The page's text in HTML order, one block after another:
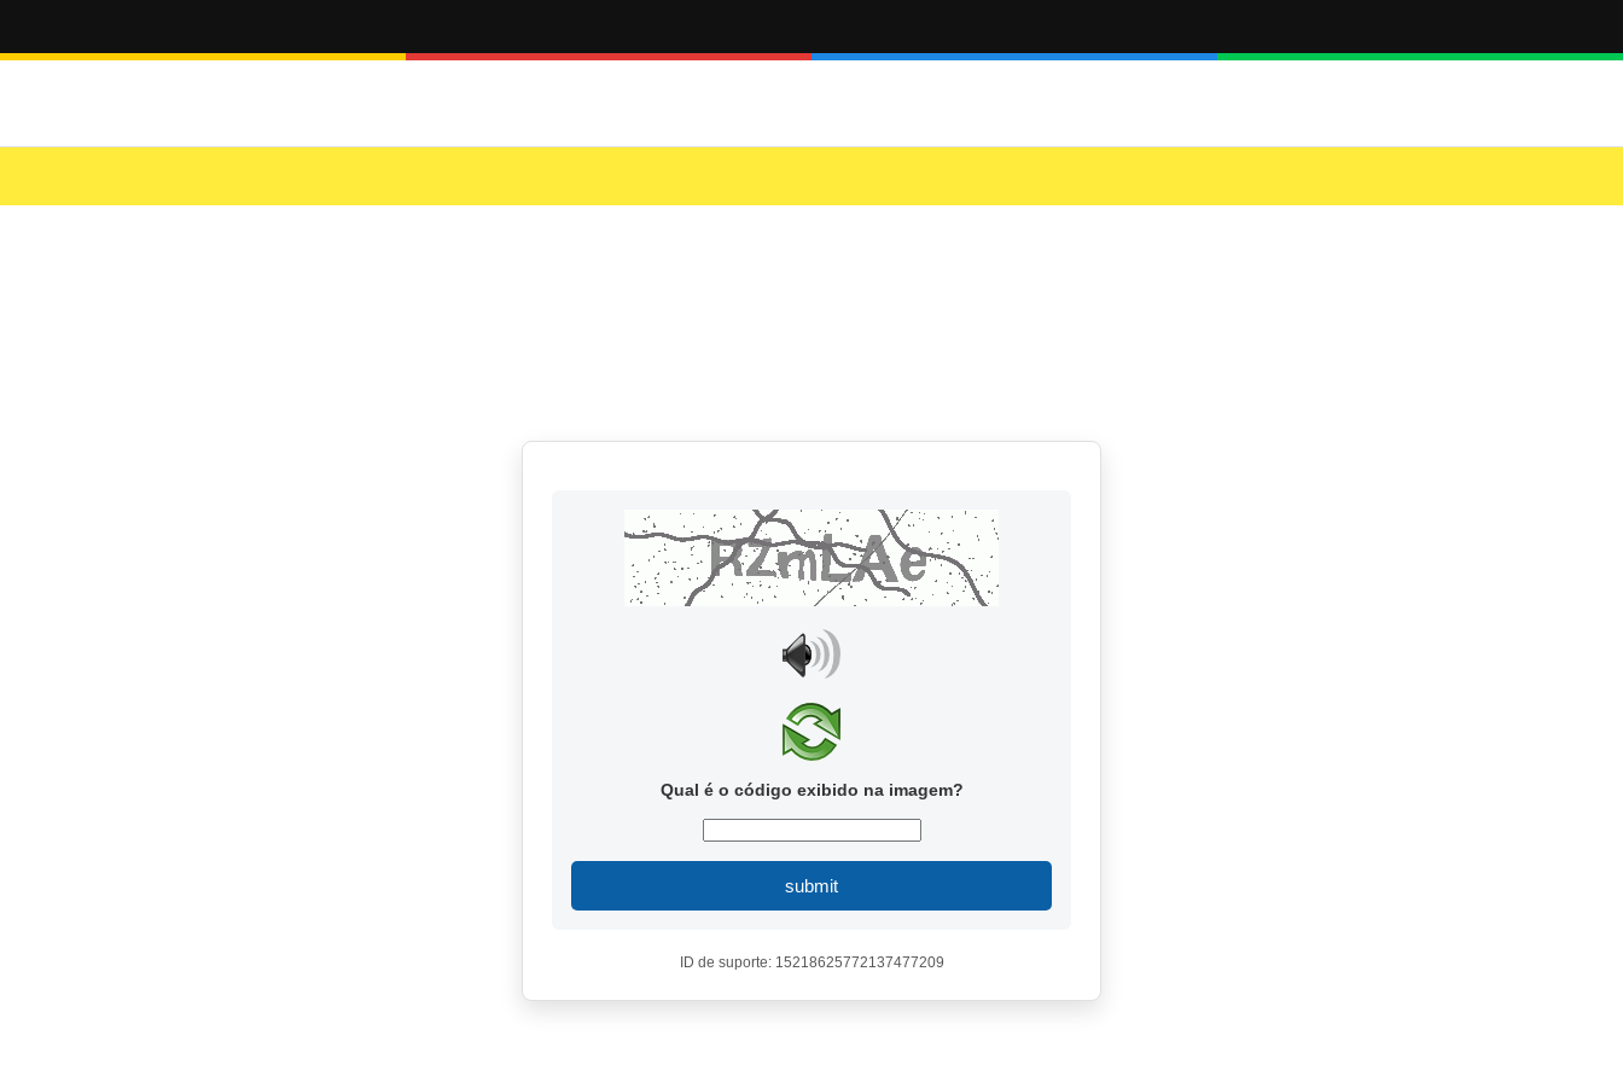
Qual é o código exibido na imagem?
submit
ID de suporte: 15218625772137477209